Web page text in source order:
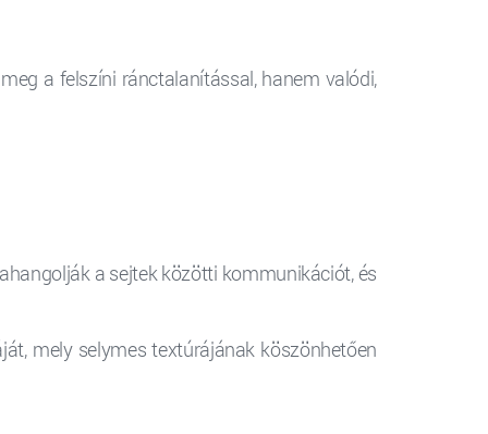
a felszíni ránctalanítással, hanem valódi,
a sejtek közötti kommunikációt, és
mely selymes textúrájának köszönhetően